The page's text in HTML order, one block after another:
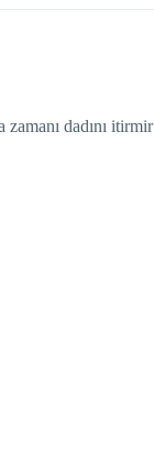
dadını